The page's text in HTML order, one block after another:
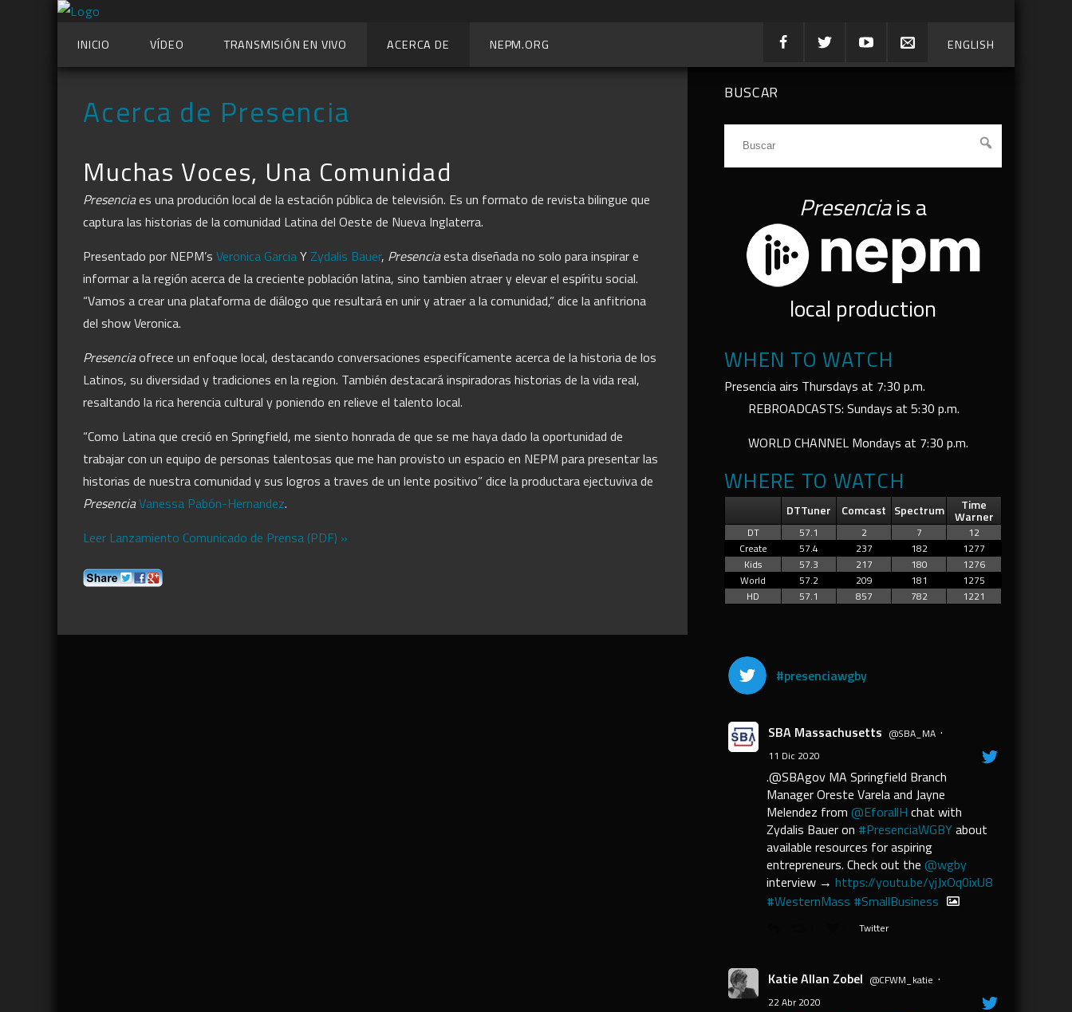
INICIO VÍDEO TRANSMISIÓN EN VIVO ACERCA DE NEPM.ORG ENGLISH
Acerca de Presencia
Muchas Voces, Una Comunidad
Presenciaes una produción local de la estación pública de televisión. Es un formato de revista bilingue que
captura las historias de la comunidad Latina del Oeste de Nueva Inglaterra.
Presentado por NEPM’s Veronica GarciaY Zydalis Bauer, Presenciaesta diseñada no solo para inspirar e
informar a la región acerca de la creciente población latina, sino tambien atraer y elevar el espíritu social.
“Vamos a crear una plataforma de diálogo que resultaráen unir y atraer a la comunidad,” dice la anfitriona
del show Veronica.
Presenciaofrece un enfoque local, destacando conversaciones especifícamente acerca de la historia de los
Latinos, su diversidad y tradiciones en la region. También destacará inspiradoras historias de la vida real,
resaltando la rica herencia cultural y poniendo en relieve el talento local.
“Como Latina que creció en Springfield, me siento honrada de que se me haya dado la oportunidad de
trabajar con un equipo de personas talentosas que me han provisto un espacio en NEPM para presentar las
historias de nuestra comunidad y sus logros a traves de un lente positivo” dice la productara ejectuviva de
PresenciaVanessa Pabón-Hernandez.
Leer Lanzamiento Comunicado de Prensa (PDF) »
BUSCAR
Presenciais a
local production
WHEN TO WATCH
Presencia airs Thursdays at 7:30 p.m.
REBROADCASTS: Sundays at 5:30 p.m.
WORLD CHANNEL Mondays at 7:30 p.m.
WHERE TO WATCH
DTTuner Comcast Spectrum Time
Warner
DT 57.1 2 7
12
Create
57.4 237 182
1277
Kids
57.3 217 180
1276
World
57.2 209 181
1275
HD
57.1 857 782 1221
#presenciawgby
SBA Massachusetts @SBA_MA ·
11 Dic 2020
.@SBAgov MA Springfield Branch
Manager Oreste Varela and Jayne
Melendez from @EforallH chat with
Zydalis Bauer on #PresenciaWGBYabout
available resources for aspiring
entrepreneurs. Check out the @wgby
interview → https://youtu.be/yjJxOq0ixU8
#WesternMass #SmallBusiness
Twitter
Katie Allan Zobel @CFWM_katie ·
22 Abr 2020